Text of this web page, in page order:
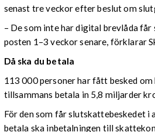
senast tre veckor efter beslut om
– De som inte har digital brevlåda
posten 1–3 veckor senare, förklarar
Då ska du betala
113 000 personer har fått besked
tillsammans betala in 5,8 miljarder
För den som får slutskattebeskedet i
betala ska inbetalningen till